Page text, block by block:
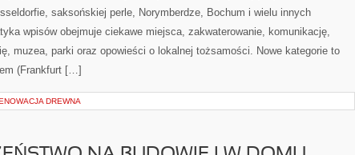
saksońskiej perle, Norymberdze, Bochum i wielu innych
wpisów obejmuje ciekawe miejsca, zakwaterowanie, komunikację,
muzea, parki oraz opowieści o lokalnej tożsamości. Nowe kategorie to
(Frankfurt […]
DREWNA